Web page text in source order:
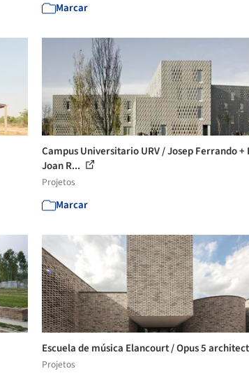
Marcar
Campus Universitario URV / Josep Ferrando +
Joan R...
Projetos
Marcar
Escuela de música Elancourt / Opus 5
Projetos